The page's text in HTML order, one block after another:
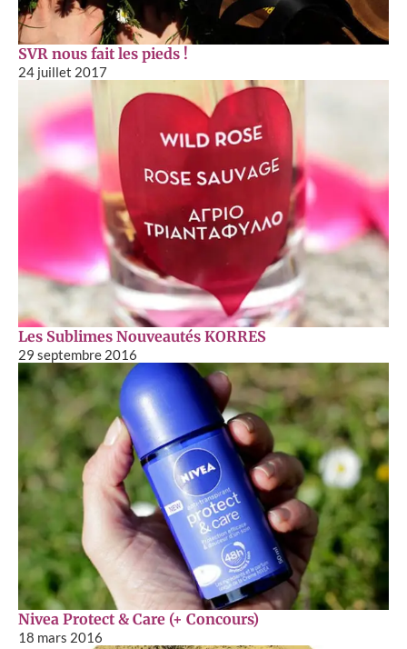
SVR nous fait les pieds !
24 juillet 2017
Les Sublimes Nouveautés KORRES
29 septembre 2016
Nivea Protect & Care (+ Concours)
18 mars 2016